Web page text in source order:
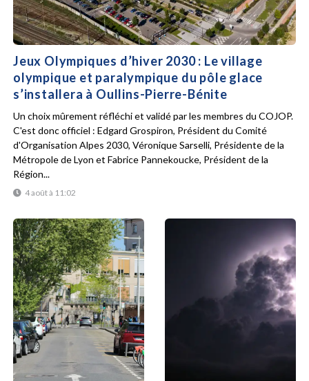
Jeux Olympiques d’hiver 2030 : Le village
olympique et paralympique du pôle glace
s’installera à Oullins-Pierre-Bénite
4 août à 11:02
Un choix mûrement réfléchi et validé par les membres du COJOP.
C'est donc officiel : Edgard Grospiron, Président du Comité
d'Organisation Alpes 2030, Véronique Sarselli, Présidente de la
Métropole de Lyon et Fabrice Pannekoucke, Président de la
Région...